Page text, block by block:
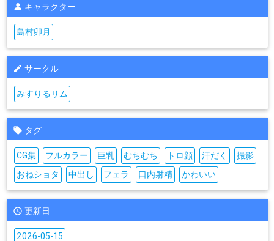
キャラクター
島村卯月
サークル
みすりるリム
タグ
CG集 フルカラー 巨乳 むちむち トロ顔 汗だく
撮影
おねショタ
中出し フェラ 口内射精 かわいい
更新日
2026-05-15